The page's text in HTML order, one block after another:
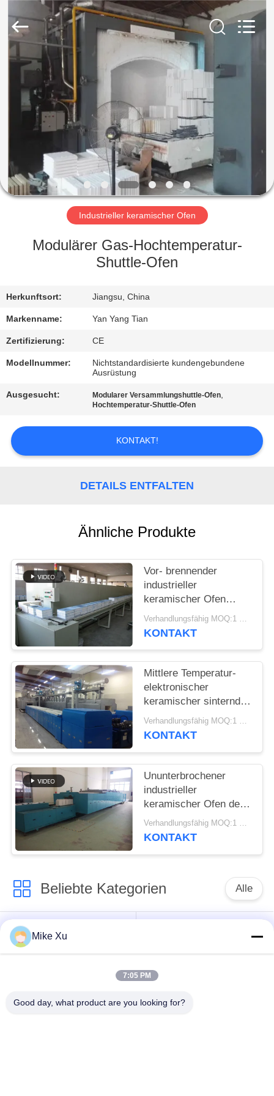
ZU
HAUSE
PRODUKTE
VIDEOS
ÜBER
WERKSBESICHTIGUNG
QUALITÄTSKONTROLLE
NEUIGKEITEN
RECHTSSACHEN
EIN
ANGEBOT
Co.,
Rights
Reserved.
Industrieller keramischer Ofen
Modulärer Gas-Hochtemperatur-
Shuttle-Ofen
Herkunftsort: Jiangsu, China
Markenname: Yan Yang Tian
Zertifizierung: CE
Modellnummer:
Nichtstandardisierte kundengebundene
Ausrüstung
Ausgesucht: Modularer Versammlungshuttle-Ofen,
Hochtemperatur-Shuttle-Ofen
KONTAKT!
DETAILS ENTFALTEN
Ähnliche Produkte
Vor- brennender
industrieller
keramischer Ofen
Debinding
Verhandlungsfähig MOQ:1 Satz
KONTAKT
Mittlere Temperatur-
elektronischer
keramischer sinternder
Ofen
Verhandlungsfähig MOQ:1 Satz
KONTAKT
Ununterbrochener
industrieller
keramischer Ofen der
hohen Temperatur
Verhandlungsfähig MOQ:1 Satz
KONTAKT
Beliebte Kategorien Alle
Elektrischer
Industrieofen
Ziegelstein-Tunnel-
Mike Xu
7:05 PM
Good day, what product are you looking for?